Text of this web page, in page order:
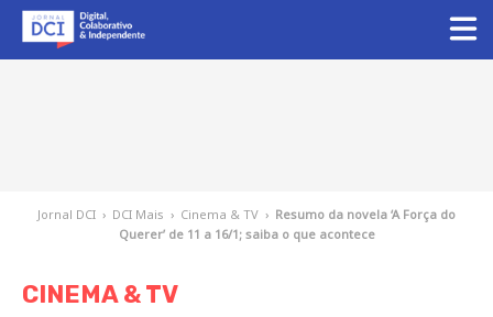
Jornal DCI › DCI Mais › Cinema & TV › Resumo da novela ‘A Força do
Querer’ de 11 a 16/1; saiba o que acontece
CINEMA & TV